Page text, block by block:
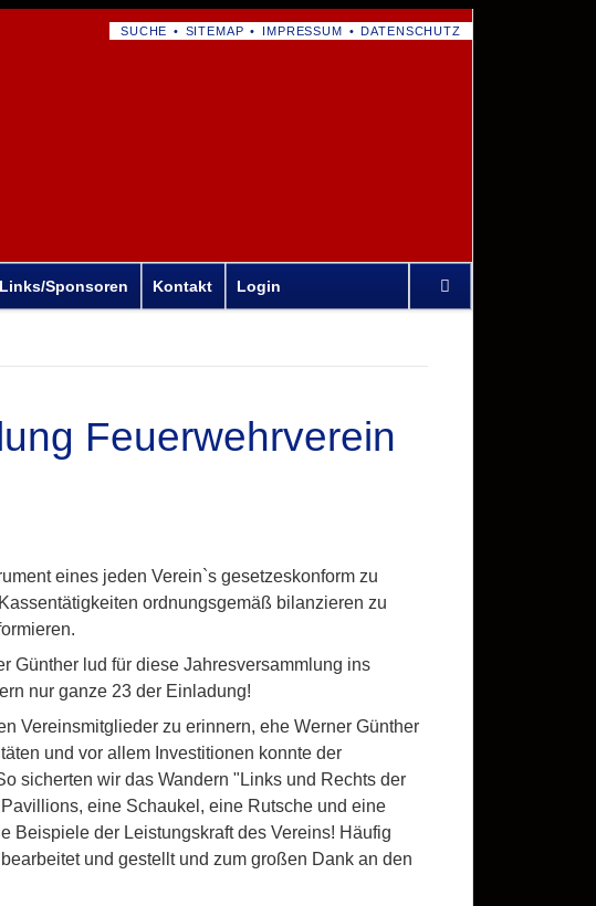
NAVIGATION
SUCHE SITEMAP IMPRESSUM DATENSCHUTZ
überspringen
Links/Sponsoren Kontakt Login
Feuerwehrverein
eines jeden Verein`s gesetzeskonform zu
ordnungsgemäß bilanzieren zu
Günther lud für diese Jahresversammlung ins
nur ganze 23 der Einladung!
Vereinsmitglieder zu erinnern, ehe Werner Günther
und vor allem Investitionen konnte der
sicherten wir das Wandern "Links und Rechts der
eine Schaukel, eine Rutsche und eine
Beispiele der Leistungskraft des Vereins! Häufig
und gestellt und zum großen Dank an den